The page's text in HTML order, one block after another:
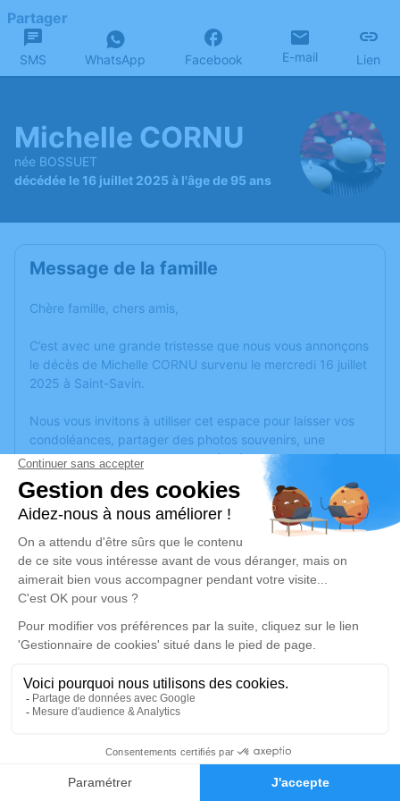
Faire-part Hommages
Partager
SMS WhatsApp Facebook E-mail Lien
Michelle CORNU
née BOSSUET
décédée le 16 juillet 2025 à l'âge de 95 ans
Message de la famille
Chère famille, chers amis,
C’est avec une grande tristesse que nous vous annonçons
le décès de Michelle CORNU survenu le mercredi 16 juillet
2025 à Saint-Savin.
Nous vous invitons à utiliser cet espace pour laisser vos
condoléances, partager des photos souvenirs, une
anecdote ou exprimer vos pensées à travers des poèmes
ou des textes. Cet endroit est un lieu d'expression dédié à
honorer la mémoire de Michelle CORNU.
Un service de plantation d’arbre hommage estdisponible
lundi 21 juillet 2025 à 11h00
Église de Saint-Savin
33920 Saint-Savin
Je rends hommage